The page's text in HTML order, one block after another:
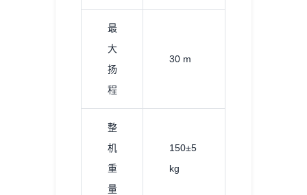
最
大
扬
程
30 m
整
机
重
量
150±5
kg